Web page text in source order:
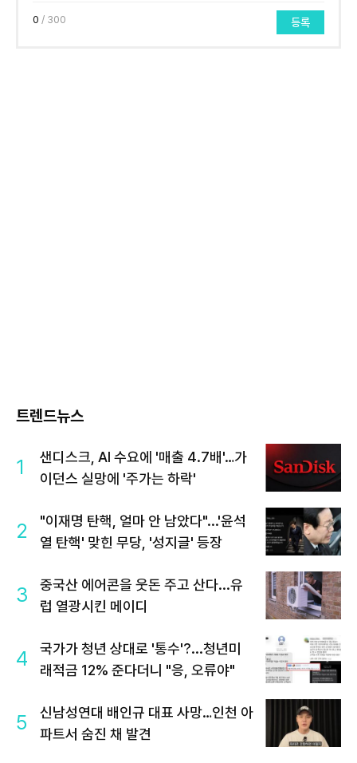
0 / 300 등록
트렌드뉴스
1
샌디스크, AI 수요에 '매출 4.7배'…가
이던스 실망에 '주가는 하락'
2
"이재명 탄핵, 얼마 안 남았다"...'윤석
열 탄핵' 맞힌 무당, '성지글' 등장
3
중국산 에어콘을 웃돈 주고 산다...유
럽 열광시킨 메이디
4
국가가 청년 상대로 '통수'?...청년미
래적금 12% 준다더니 "응, 오류야"
5
신남성연대 배인규 대표 사망…인천 아
파트서 숨진 채 발견